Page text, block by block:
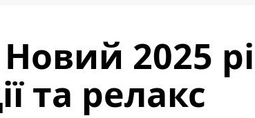
2025
та релакс